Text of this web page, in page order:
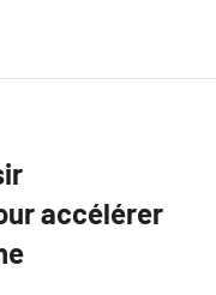
accélérer